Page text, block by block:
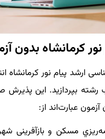
کرمانشاه بدون
ارشد پیام نور
رشته بپردازید. این
عبارت‌اند از:
مسكن و بازآفرینی